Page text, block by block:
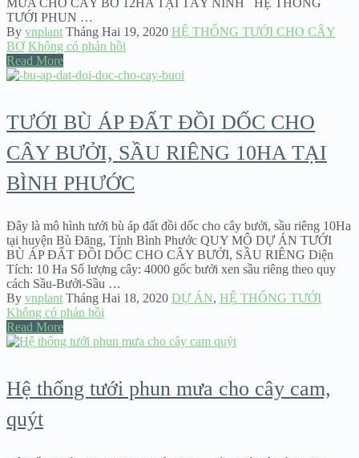
TƯỚI PHUN …
By vnplant Tháng Hai 19, 2020 HỆ THỐNG TƯỚI CHO CÂY
BƠ Không có phản hồi
Read More
TƯỚI BÙ ÁP ĐẤT ĐỒI DỐC CHO
CÂY BƯỞI, SẦU RIÊNG 10HA TẠI
BÌNH PHƯỚC
Đây là mô hình tưới bù áp đất đồi dốc cho cây bưởi, sầu riêng 10Ha
tại huyện Bù Đăng, Tỉnh Bình Phước QUY MÔ DỰ ÁN TƯỚI
BÙ ÁP ĐẤT ĐỒI DỐC CHO CÂY BƯỞI, SẦU RIÊNG Diện
Tích: 10 Ha Số lượng cây: 4000 gốc bưởi xen sầu riêng theo quy
cách Sầu-Bưởi-Sầu …
By vnplant Tháng Hai 18, 2020 DỰ ÁN, HỆ THỐNG TƯỚI
Không có phản hồi
Read More
Hệ thống tưới phun mưa cho cây cam,
quýt